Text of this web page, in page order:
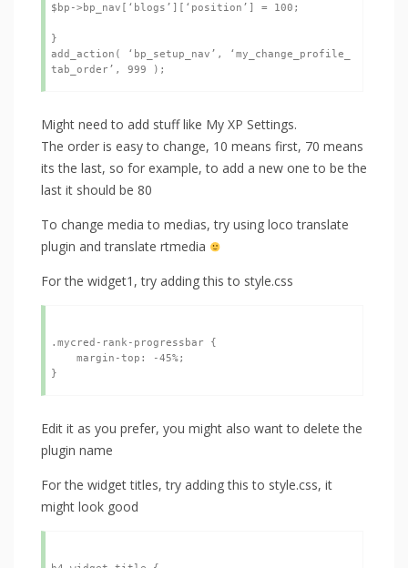
$bp->bp_nav[‘blogs’][‘position’] = 100;
}
add_action( ‘bp_setup_nav’, ‘my_change_profile_
Might need to add stuff like My XP Settings.
The order is easy to change, 10 means first, 70 means
its the last, so for example, to add a new one to be the
last it should be 80
To change media to medias, try using loco translate
plugin and translate rtmedia
For the widget1, try adding this to style.css
.mycred-rank-progressbar {
Edit it as you prefer, you might also want to delete the
plugin name
For the widget titles, try adding this to style.css, it
might look good